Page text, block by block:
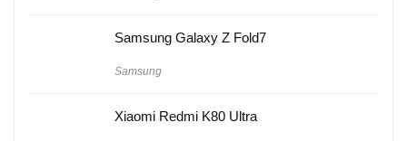
Samsung Galaxy Z Fold7
Samsung
Xiaomi Redmi K80 Ultra